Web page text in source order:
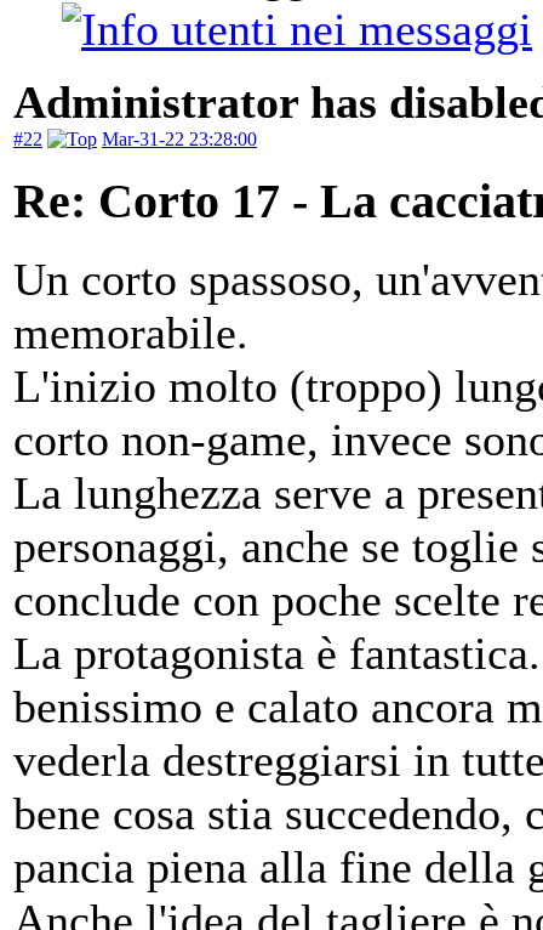
Administrator has
#22 Mar-31-22 23:28:00
Re: Corto 17 - La
Un corto spassoso,
memorabile.
L'inizio molto (troppo)
corto non-game, invece
La lunghezza serve a
personaggi, anche se
conclude con poche scelte
La protagonista è
benissimo e calato ancora
vederla destreggiarsi in
bene cosa stia
pancia piena alla fine della